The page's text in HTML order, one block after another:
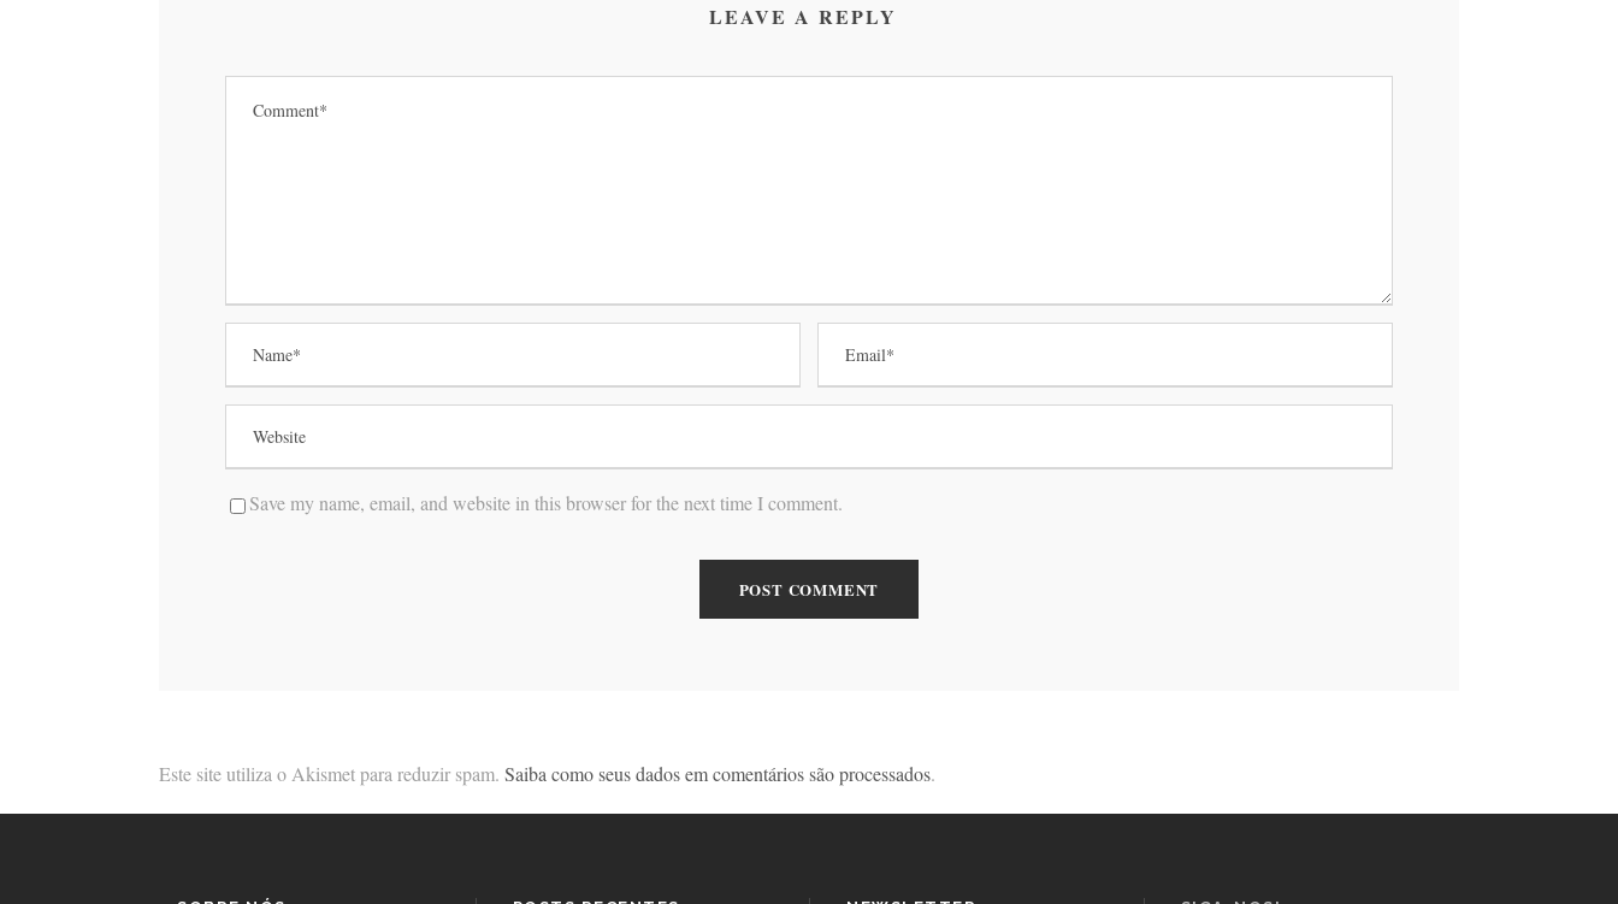
LEAVE A REPLY
Save my name, email, and website in this browser for the next time I comment.
Este site utiliza o Akismet para reduzir spam. Saiba como seus dados em comentários são processados.